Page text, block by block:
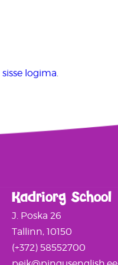
sisse logima
Kadriorg School
J. Poska 26
Tallinn, 10150
(+372) 58552700